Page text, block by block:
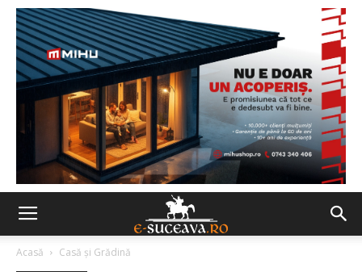
Acasă Casă şi Grădină